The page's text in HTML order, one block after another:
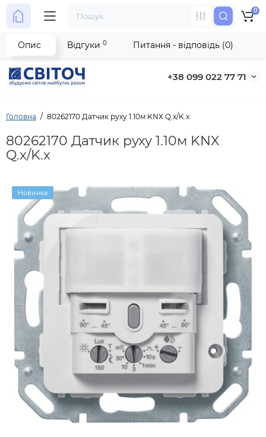
+38 099 022 77 71
0
Головна 80262170 Датчик руху 1.10м KNX Q.x/K.x
80262170 Датчик руху 1.10м KNX
Q.x/K.x
Новинка
Опис Відгуки 0 Питання - відповідь (0)